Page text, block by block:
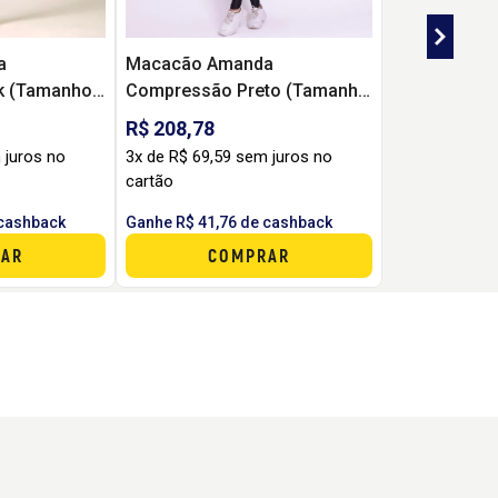
(Tamanho
juros no
Macacão Amanda
Compressão Preto (Tamanho
Único).
R$ 208,78
3x de R$ 69,59 sem juros no
cartão
Ganhe R$ 41,76 de cashback
COMPRAR